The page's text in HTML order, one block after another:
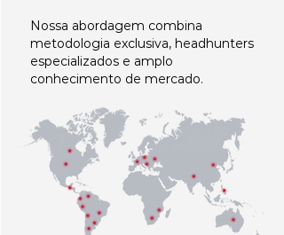
Nossa abordagem combina
metodologia exclusiva, headhunters
especializados e amplo
conhecimento de mercado.